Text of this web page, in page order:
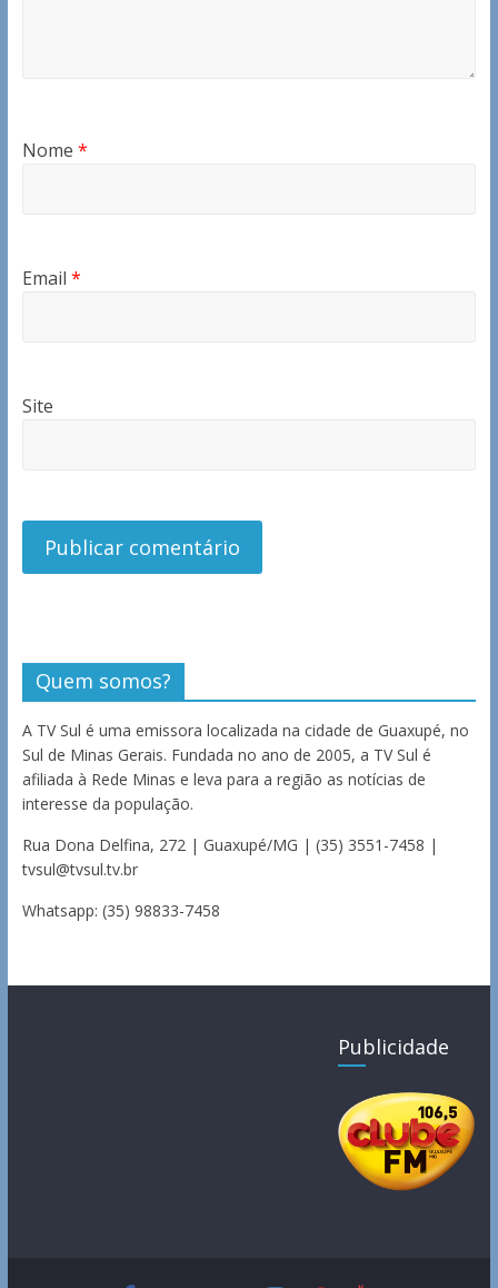
Nome *
Email *
Site
Quem somos?
A TV Sul é uma emissora localizada na cidade de Guaxupé, no
Sul de Minas Gerais. Fundada no ano de 2005, a TV Sul é
afiliada à Rede Minas e leva para a região as notícias de
interesse da população.
Rua Dona Delfina, 272 | Guaxupé/MG | (35) 3551-7458 |
tvsul@tvsul.tv.br
Whatsapp: (35) 98833-7458
Publicidade